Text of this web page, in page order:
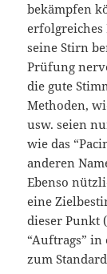
bekämpfen
erfolgreiches
seine Stirn
Prüfung
die gute
Methoden,
usw. seien
wie das
anderen
Ebenso
eine
dieser Punkt
“Auftrags”
zum